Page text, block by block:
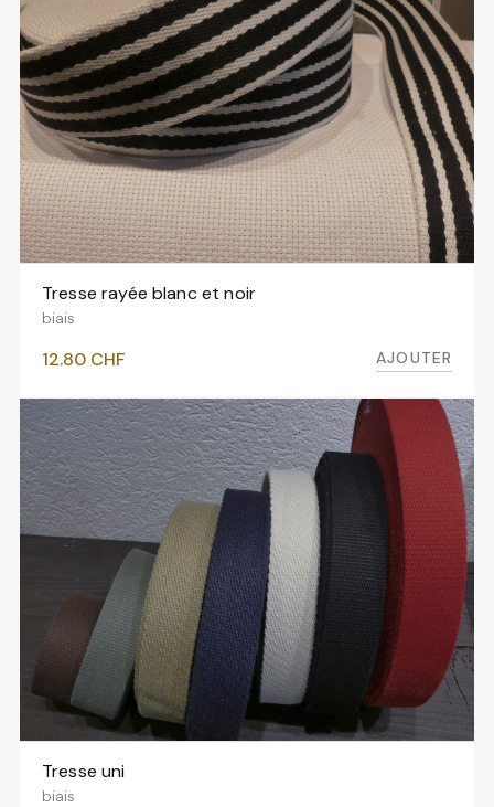
AJOUTER AU PANIER
Tresse rayée blanc et noir
biais
12.80 CHF AJOUTER
Tresse uni
biais